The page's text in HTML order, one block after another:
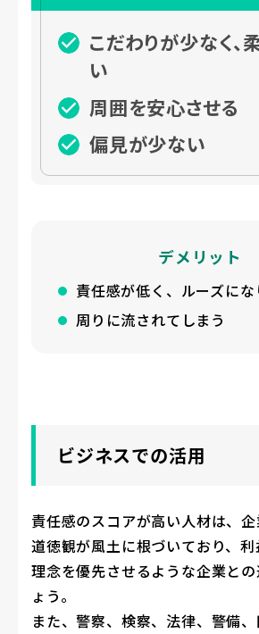
こだわりが少なく、
い
周囲を安心させる
偏見が少ない
デメリット
責任感が低く、ルーズにな
周りに流されてしまう
ビジネスでの活用
責任感のスコアが高い人材は、企
道徳観が風土に根づいており、
理念を優先させるような企業と
ょう。
また、警察、検察、法律、警備